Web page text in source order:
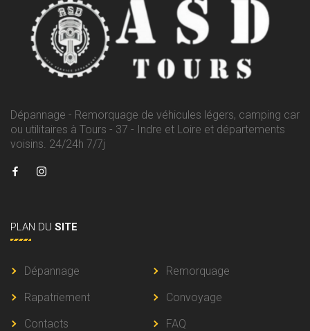
Dépannage - Remorquage de véhicules légers, camping car
ou utilitaires à Tours - 37 - Indre et Loire et départements
voisins. 24/24h 7/7j
PLAN DU SITE
Dépannage
Remorquage
Rapatriement
Convoyage
Contacts
FAQ